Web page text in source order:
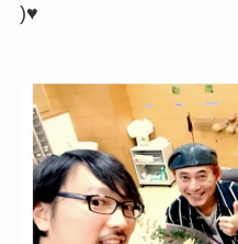
)♥